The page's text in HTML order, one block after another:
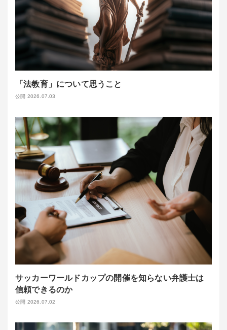
「法教育」について思うこと
公開 2026.07.03
サッカーワールドカップの開催を知らない弁護士は
信頼できるのか
公開 2026.07.02